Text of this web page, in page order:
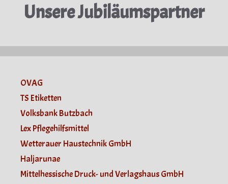
Unsere Jubiläumspartner
OVAG
TS Etiketten
Volksbank Butzbach
Lex Pflegehilfsmittel
Wetterauer Haustechnik GmbH
Haljarunae
Mittelhessische Druck- und Verlagshaus GmbH